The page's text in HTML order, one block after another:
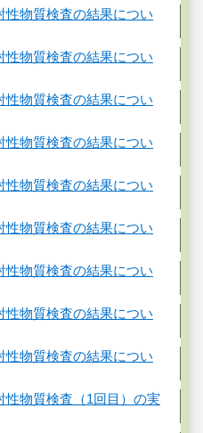
物質検査の結果につい
物質検査の結果につい
物質検査の結果につい
物質検査の結果につい
物質検査の結果につい
物質検査の結果につい
物質検査の結果につい
物質検査の結果につい
物質検査の結果につい
性物質検査（1回目）の実